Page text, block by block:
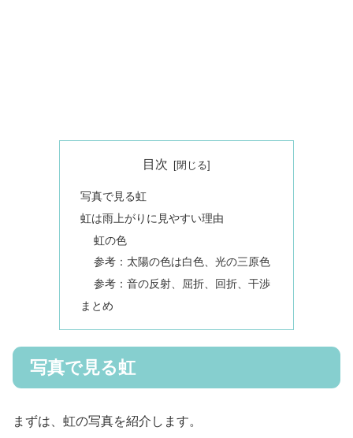
目次
写真で見る虹
虹は雨上がりに見やすい理由
虹の色
参考：太陽の色は白色、光の三原色
参考：音の反射、屈折、回折、干渉
まとめ
写真で見る虹
まずは、虹の写真を紹介します。